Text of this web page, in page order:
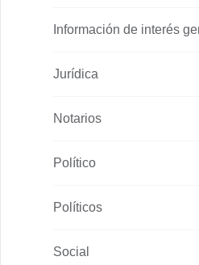
Información de interés
Jurídica
Notarios
Político
Políticos
Social